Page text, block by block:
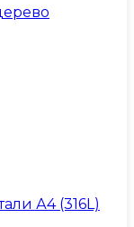
А4 (316L)